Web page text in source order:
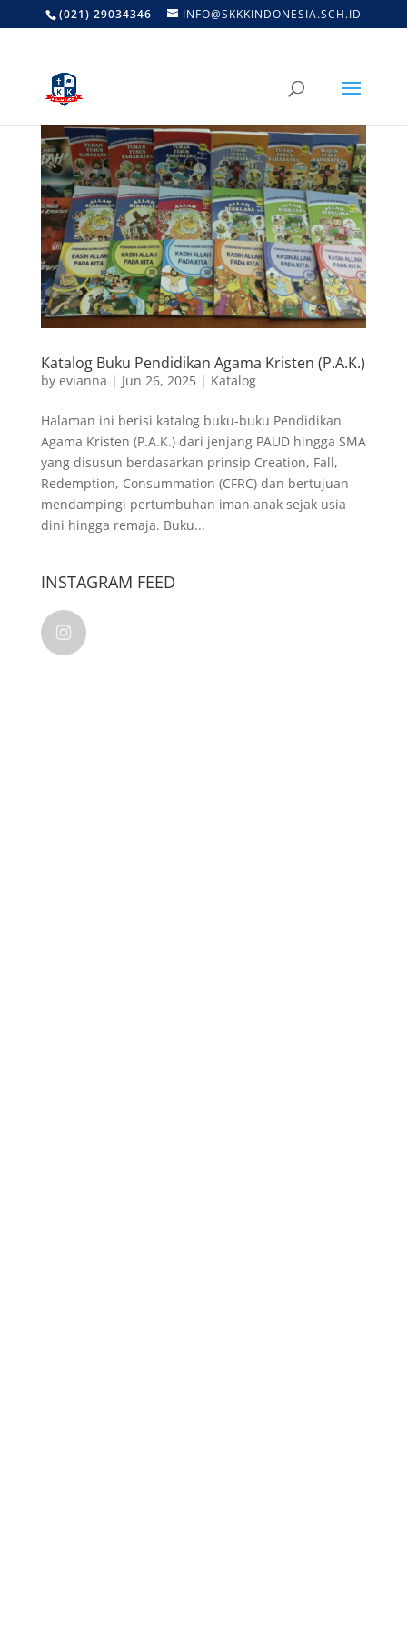
(021) 29034346 INFO@SKKKINDONESIA.SCH.ID
Katalog Buku Pendidikan Agama Kristen (P.A.K.)
by evianna | Jun 26, 2025| Katalog
Halaman ini berisi katalog buku-buku Pendidikan
Agama Kristen (P.A.K.) dari jenjang PAUD hingga SMA
yang disusun berdasarkan prinsip Creation, Fall,
Redemption, Consummation (CFRC) dan bertujuan
mendampingi pertumbuhan iman anak sejak usia
dini hingga remaja. Buku...
INSTAGRAM FEED
kalamkudusindonesia